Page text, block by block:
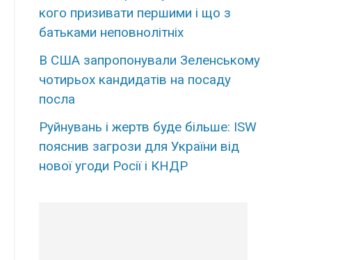
кого призивати першими і що з
батьками неповнолітніх
В США запропонували Зеленському
чотирьох кандидатів на посаду
посла
Руйнувань і жертв буде більше: ISW
пояснив загрози для України від
нової угоди Росії і КНДР